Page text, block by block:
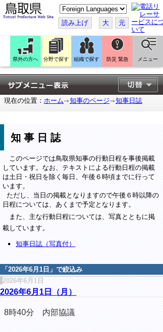
こ
の
ペ
ー
ジ
翻
訳
す
る
読み上げ 大 元
県外の方へ 分野で探す 組織で探す 防災 緊急 メニュー
現在の位置： ホーム 知事のページ 知事日誌
知事日誌
このページでは鳥取県知事の行動日程を事後掲載
しています。なお、テキストによる行動日程の掲載
は土日・祝日を除く毎日、午後６時頃までに行って
います。
ただし、当日の掲載となりますので午後６時以降の
日程については、あくまで予定となります。
また、主な行動日程については、写真とともに掲
載しています。
知事日誌（写真付）
「 2026年6月1日 」で絞込み
2026年6月1日
2026年6月1日（月）
8時40分 内部協議